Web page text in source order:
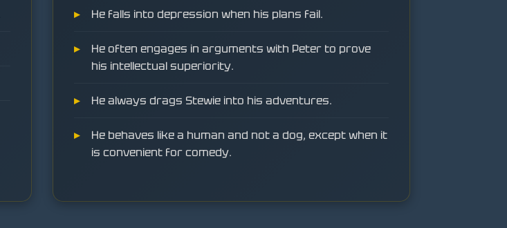
He falls into depression when his plans fail.
He often engages in arguments with Peter to prove
his intellectual superiority.
He always drags Stewie into his adventures.
He behaves like a human and not a dog, except when it
is convenient for comedy.